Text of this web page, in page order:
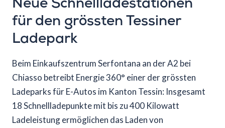
Neue Schnellladestationen
für den grössten Tessiner
Ladepark
Beim Einkaufszentrum Serfontana an der A2 bei
Chiasso betreibt Energie 360° einer der grössten
Ladeparks für E-Autos im Kanton Tessin: Insgesamt
18 Schnellladepunkte mit bis zu 400 Kilowatt
Ladeleistung ermöglichen das Laden von